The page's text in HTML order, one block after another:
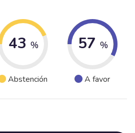
43 %
Abstención
57 %
A favor